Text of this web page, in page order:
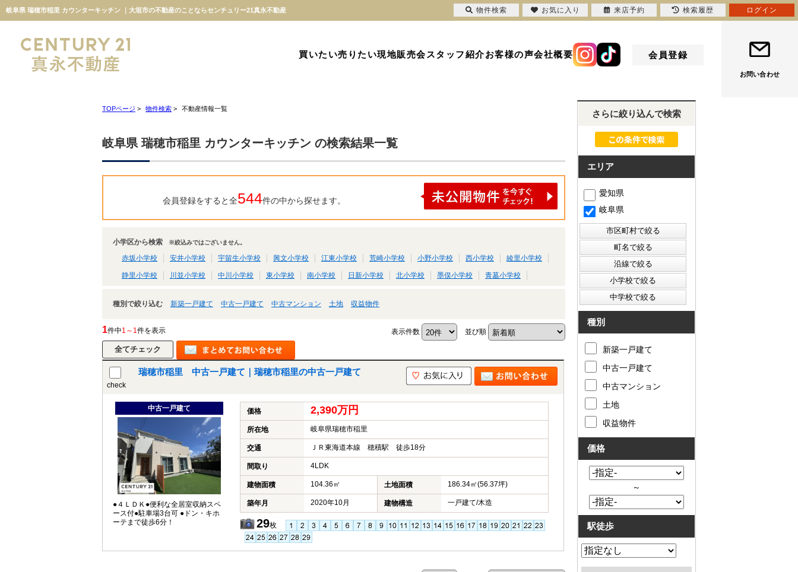
岐阜県 瑞穂市稲里 カウンターキッチン ｜大垣市の不動産のことならセンチュリー21真永不動産
買いたい売りたい現地販売会スタッフ紹介お客様の声会社概要 会員登録
お問い合わせ
TOPページ > 物件検索 > 不動産情報一覧
岐阜県 瑞穂市稲里 カウンターキッチン の検索結果一覧
会員登録をすると全544件の中から探せます。
小学区から検索 ※絞込みではございません。
赤坂小学校 安井小学校 宇留生小学校 興文小学校 江東小学校 荒崎小学校 小野小学校 西小学校 綾里小学校
静里小学校 川並小学校 中川小学校 東小学校 南小学校 日新小学校 北小学校 墨俣小学校 青墓小学校
種別で絞り込む 新築一戸建て 中古一戸建て 中古マンション 土地 収益物件
1件中1～1件を表示 表示件数 並び順
check
瑞穂市稲里 中古一戸建て｜瑞穂市稲里の中古一戸建て
中古一戸建て
●４ＬＤＫ●便利な全居室収納スペ
ース付●駐車場3台可 ●ドン・キホ
ーテまで徒歩6分！
価格 2,390万円
所在地 岐阜県瑞穂市稲里
交通 ＪＲ東海道本線 穂積駅 徒歩18分
間取り 4LDK
建物面積 104.36㎡ 土地面積 186.34㎡(56.37坪)
築年月 2020年10月 建物構造 一戸建て/木造
29枚
さらに絞り込んで検索
エリア
愛知県
岐阜県
種別
新築一戸建て
中古一戸建て
中古マンション
土地
収益物件
価格
～
駅徒歩
物件検索 お気に入り 来店予約 検索履歴 ログイン